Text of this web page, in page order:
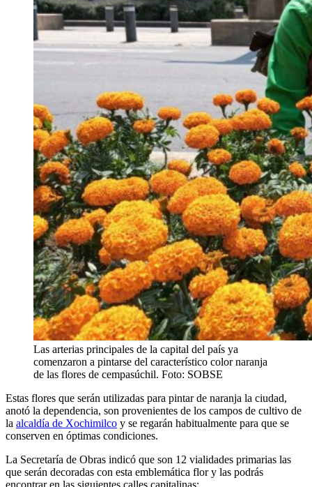
Las arterias principales de la capital del país ya
comenzaron a pintarse del característico color naranja
de las flores de cempasúchil. Foto: SOBSE
Estas flores que serán utilizadas para pintar de naranja la ciudad,
anotó la dependencia, son provenientes de los campos de cultivo de
la alcaldía de Xochimilco y se regarán habitualmente para que se
conserven en óptimas condiciones.
La Secretaría de Obras indicó que son 12 vialidades primarias las
que serán decoradas con esta emblemática flor y las podrás